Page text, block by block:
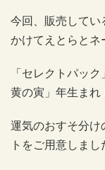
今回、販売してい
かけてえとらとネ
「セレクトパッ
黄の寅」年生まれ
運気のおすそ分け
トをご用意しま